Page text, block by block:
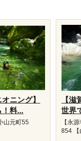
ニング】
！料...
山元町55
【
世界
【永
854 【